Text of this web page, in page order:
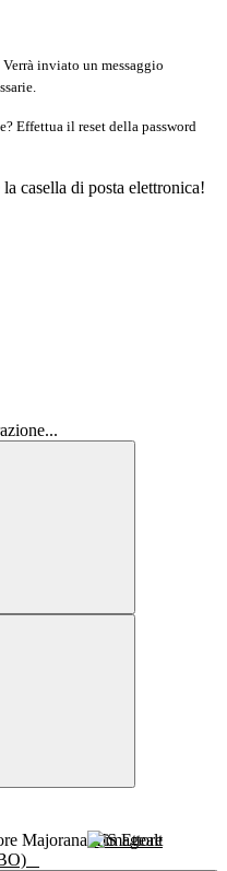
Verrà inviato un messaggio
Effettua il reset della password
casella di posta elettronica!
IIS Ettore